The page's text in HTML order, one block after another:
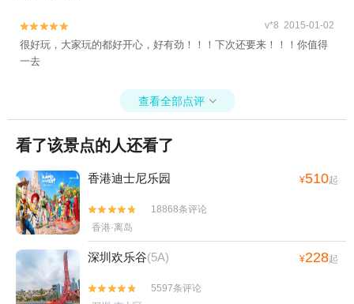

 v*8 2015-01-02
很好玩，大家玩的都好开心，好有劲！！！下次还要来！！！你值得
一去
查看全部点评 
看了该景点的人还看了
香港迪士尼乐园 ¥510起


18868条评论
香港·离岛
深圳欢乐谷(5A) ¥228起


5597条评论